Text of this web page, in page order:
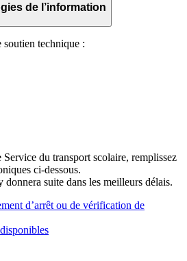
de l’information
technique :
du transport scolaire, remplissez
ci-dessous.
suite dans les meilleurs délais.
d’arrêt ou de vérification de